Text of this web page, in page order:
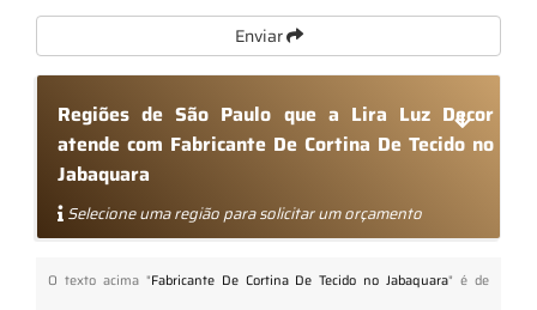
Enviar
Regiões de São Paulo que a Lira Luz Decor
atende com Fabricante De Cortina De Tecido no
Jabaquara
Selecione uma região para solicitar um orçamento
O texto acima "Fabricante De Cortina De Tecido no Jabaquara" é de